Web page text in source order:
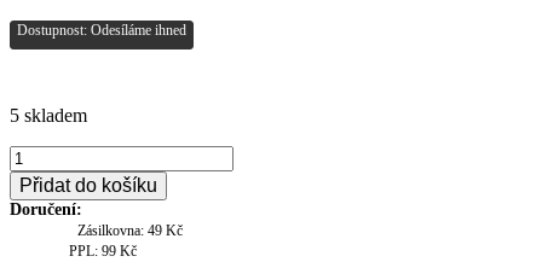
Dostupnost: Odesíláme ihned
5 skladem
Adastra
100V
podhledový
5.25"
reproduktor,
Přidat do košíku
Doručení:
Zásilkovna: 49 Kč
PPL: 99 Kč